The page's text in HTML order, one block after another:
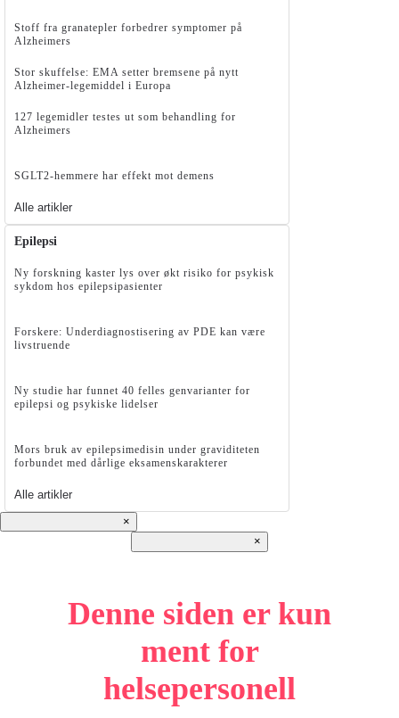
Stoff fra granatepler forbedrer symptomer på
Alzheimers
Stor skuffelse: EMA setter bremsene på nytt
Alzheimer-legemiddel i Europa
127 legemidler testes ut som behandling for
Alzheimers
SGLT2-hemmere har effekt mot demens
Alle artikler
Epilepsi
Ny forskning kaster lys over økt risiko for psykisk
sykdom hos epilepsipasienter
Forskere: Underdiagnostisering av PDE kan være
livstruende
Ny studie har funnet 40 felles genvarianter for
epilepsi og psykiske lidelser
Mors bruk av epilepsimedisin under graviditeten
forbundet med dårlige eksamenskarakterer
Alle artikler
×
×
Denne siden er kun
ment for
helsepersonell